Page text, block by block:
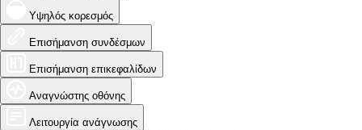
Υψηλός κορεσμός
Επισήμανση συνδέσμων
Επισήμανση επικεφαλίδων
Αναγνώστης οθόνης
Λειτουργία ανάγνωσης